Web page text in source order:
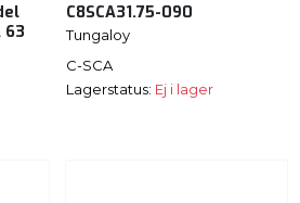
63
C8SCA31.75-090
Tungaloy
C-SCA
Lagerstatus: Ej i lager